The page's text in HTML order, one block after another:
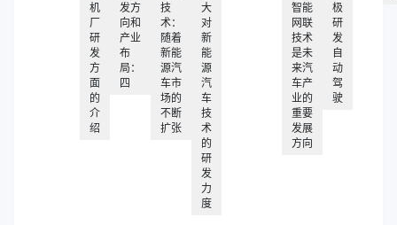
机
厂
研
发
方
面
的
介
绍
发方
向和
产业
布
局：
四
技
术：
随着
新能
源汽
车市
场的
不断
扩张
大
对
新
能
源
汽
车
技
术
的
研
发
力
度
智能
网联
技术
是未
来汽
车产
业的
重要
发展
方向
极
研
发
自
动
驾
驶